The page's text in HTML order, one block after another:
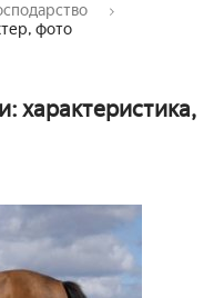
фото
характеристика,